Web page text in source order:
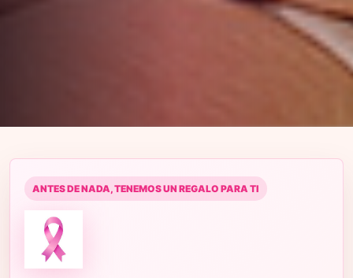
ANTES DE NADA, TENEMOS UN REGALO PARA TI